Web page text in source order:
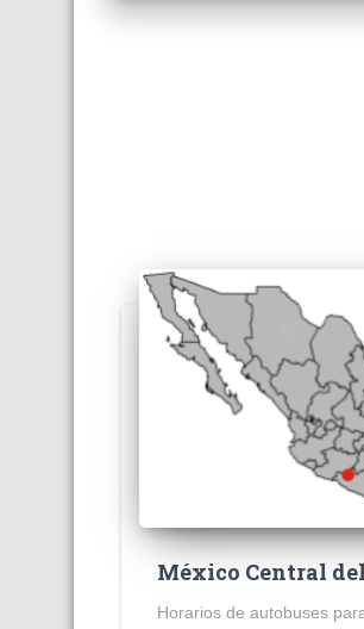
México Central
Horarios de autobuses